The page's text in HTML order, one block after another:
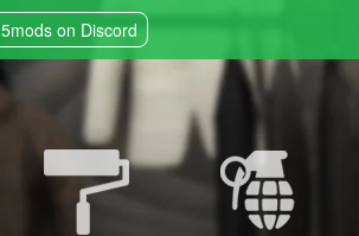
5mods on Discord